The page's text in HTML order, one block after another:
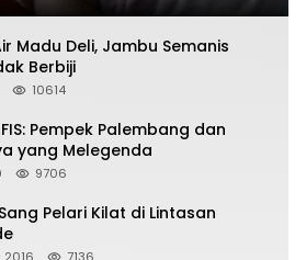
Madu Deli, Jambu Semanis
Berbiji
10614
Pempek Palembang dan
yang Melegenda
9706
Pelari Kilat di Lintasan